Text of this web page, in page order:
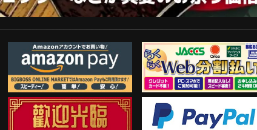
Amazon Pay らくらくWeb分割払い
歓迎工臨 PayPal決済がご利用可能！